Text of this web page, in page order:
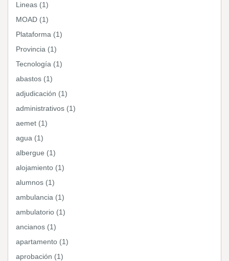
Lineas (1)
MOAD (1)
Plataforma (1)
Provincia (1)
Tecnología (1)
abastos (1)
adjudicación (1)
administrativos (1)
aemet (1)
agua (1)
albergue (1)
alojamiento (1)
alumnos (1)
ambulancia (1)
ambulatorio (1)
ancianos (1)
apartamento (1)
aprobación (1)